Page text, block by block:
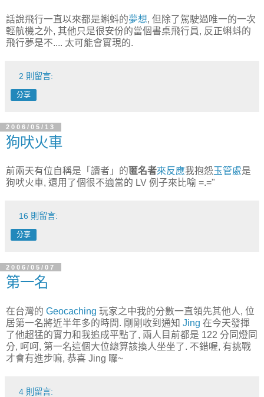
話說飛行一直以來都是蝌蚪的夢想, 但除了駕駛過唯一的一次
輕航機之外, 其他只是很安份的當個書桌飛行員, 反正蝌蚪的
飛行夢是不.... 太可能會實現的.
2 則留言:
分享
2006/05/13
狗吠火車
前兩天有位自稱是「讀者」的匿名者來反應我抱怨玉管處是
狗吠火車, 還用了個很不適當的 LV 例子來比喻 =.="
16 則留言:
分享
2006/05/07
第一名
在台灣的 Geocaching 玩家之中我的分數一直領先其他人, 位
居第一名將近半年多的時間. 剛剛收到通知 Jing 在今天發揮
了他超猛的實力和我追成平點了, 兩人目前都是 122 分同燈同
分, 呵呵, 第一名這個大位總算該換人坐坐了. 不錯喔, 有挑戰
才會有進步嘛, 恭喜 Jing 囉~
4 則留言: